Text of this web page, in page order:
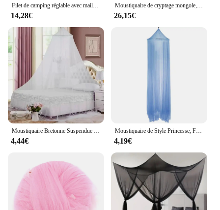
14,28€ 26,15€
4,44€
Moustiquaire de Style Princesse, Filet de Literie en Maille, Fournitures pour la Maison
4,19€